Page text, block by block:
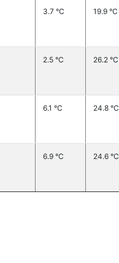
3.7 °C 19.9 °C
2.5 °C 26.2 °C
6.1 °C 24.8 °C
6.9 °C 24.6 °C